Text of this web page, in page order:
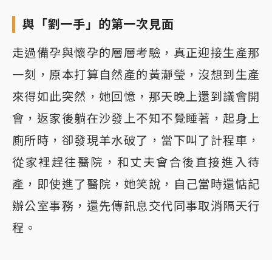
與「劉一手」的第一次見面
走過備孕與懷孕的層層考驗，真正迎接生產那
一刻，原本打算自然產的黃瀞瑩，沒想到生產
來得如此突然，她回憶，那天晚上還到議會開
會，返家後躺在沙發上不知不覺睡著，起身上
廁所時，卻發現羊水破了，當下叫了計程車，
從家裡趕往醫院，和丈夫會合後直接進入待
產，即使進了醫院，她笑說，自己當時還惦記
辦公室事務，還先傳訊息交代同事取消隔天行
程。